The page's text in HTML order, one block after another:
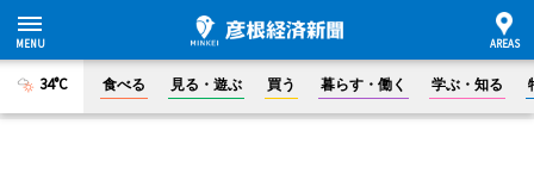
34°C 食べる 見る・遊ぶ 買う 暮らす・働く 学ぶ・知る